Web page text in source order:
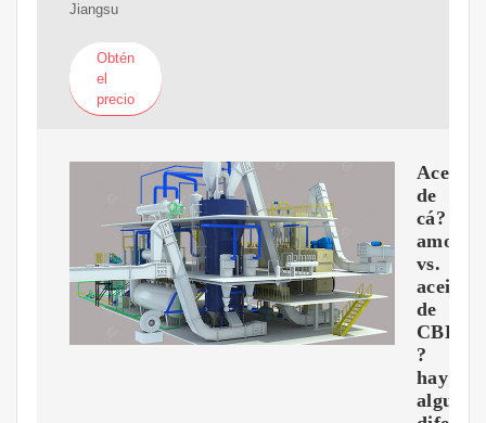
Jiangsu
Obtén
el
precio
Aceite
de
cá?
amo
vs.
aceite
de
CBD:
?
hay
alguna